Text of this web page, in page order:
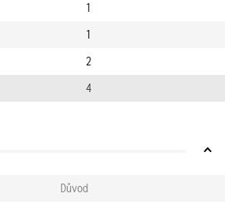
1
1
2
4
Důvod